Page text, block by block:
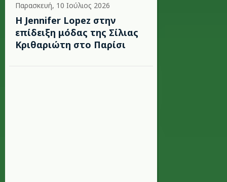
Παρασκευή, 10 Ιούλιος 2026
Η Jennifer Lopez στην
επίδειξη μόδας της Σίλιας
Κριθαριώτη στο Παρίσι